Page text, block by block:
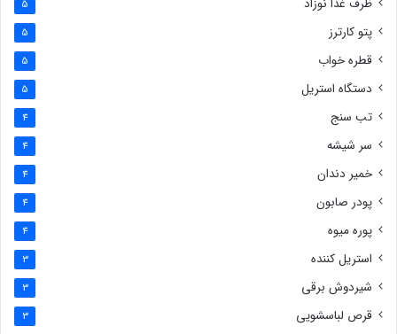
ظرف غذا نوزاد 5
پتو کارترز 5
قطره خواب 5
دستگاه استریل 5
تب سنج 4
سر شیشه 4
خمیر دندان 4
پودر صابون 4
پوره میوه 4
استریل کننده 3
شیردوش برقی 3
قرص لباسشویی 3